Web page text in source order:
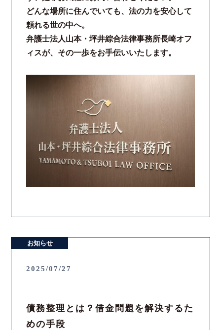
プライバシーポリシー
お電話はこちらから
どんな場所に住んでいても、法の力を安心して
頼れる世の中へ。
弁護士法人山本・坪井綜合法律事務所長崎オフ
ィスが、その一歩をお手伝いいたします。
お知らせ
2025/07/27
債務整理とは？借金問題を解決するた
めの手段